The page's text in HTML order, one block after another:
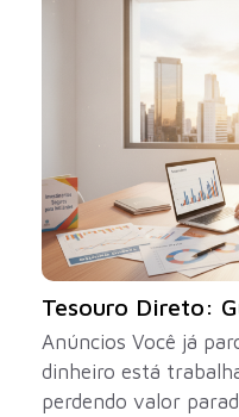
Tesouro Direto:
Anúncios Você já
dinheiro está
perdendo valor